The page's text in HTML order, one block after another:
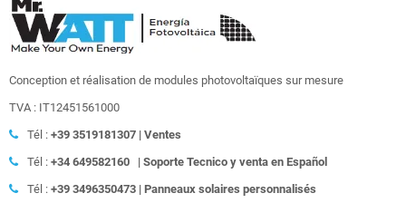
Conception et réalisation de modules photovoltaïques sur mesure
TVA : IT12451561000
Tél : +39 3519181307 | Ventes
Tél : +34 649582160 | Soporte Tecnico y venta en Español
Tél : +39 3496350473 | Panneaux solaires personnalisés